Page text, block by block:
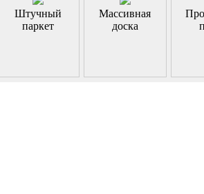
Штучный
паркет
Массивная
доска